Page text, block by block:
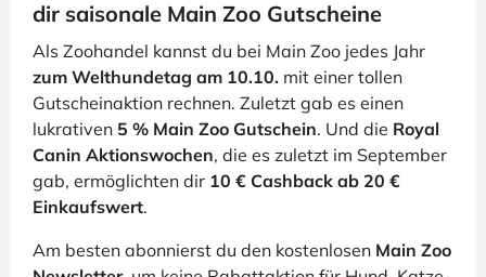
dir saisonale Main Zoo Gutscheine
Als Zoohandel kannst du bei Main Zoo jedes Jahr
zum Welthundetag am 10.10. mit einer tollen
Gutscheinaktion rechnen. Zuletzt gab es einen
lukrativen 5 % Main Zoo Gutschein. Und die Royal
Canin Aktionswochen, die es zuletzt im September
gab, ermöglichten dir 10 € Cashback ab 20 €
Einkaufswert.
Am besten abonnierst du den kostenlosen Main Zoo